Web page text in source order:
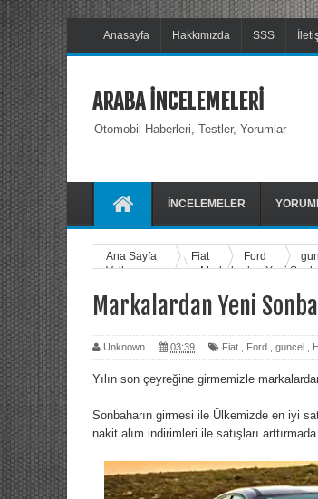
Anasayfa Hakkımızda SSS
ARABA İNCELEMELERİ
Otomobil Haberleri, Testler, Yorumlar
İNCELEMELER
Ana Sayfa Fiat Ford
Volkswagen
Markalardan Yeni
Markalardan Yeni
Unknown 03:39 Fiat Ford guncel
Yılın son çeyreğine girmemizle
Sonbaharın girmesi ile Ülkemizde en iyi
nakit alım indirimleri ile satışları arttırmada